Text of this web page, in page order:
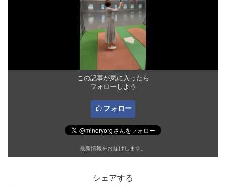
この記事が気に入ったら
フォローしよう
フォロー
最新情報をお届けします。
シェアする